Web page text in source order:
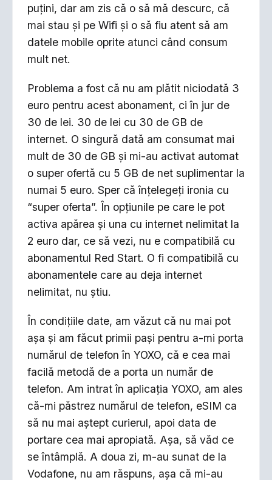
puțini, dar am zis că o să mă descurc, că
mai stau și pe Wifi și o să fiu atent să am
datele mobile oprite atunci când consum
mult net.
Problema a fost că nu am plătit niciodată 3
euro pentru acest abonament, ci în jur de
30 de lei. 30 de lei cu 30 de GB de
internet. O singură dată am consumat mai
mult de 30 de GB și mi-au activat automat
o super ofertă cu 5 GB de net suplimentar la
numai 5 euro. Sper că înțelegeți ironia cu
“super oferta”. În opțiunile pe care le pot
activa apărea și una cu internet nelimitat la
2 euro dar, ce să vezi, nu e compatibilă cu
abonamentul Red Start. O fi compatibilă cu
abonamentele care au deja internet
nelimitat, nu știu.
În condițiile date, am văzut că nu mai pot
așa și am făcut primii pași pentru a-mi porta
numărul de telefon în YOXO, că e cea mai
facilă metodă de a porta un număr de
telefon. Am intrat în aplicația YOXO, am ales
că-mi păstrez numărul de telefon, eSIM ca
să nu mai aștept curierul, apoi data de
portare cea mai apropiată. Așa, să văd ce
se întâmplă. A doua zi, m-au sunat de la
Vodafone, nu am răspuns, așa că mi-au